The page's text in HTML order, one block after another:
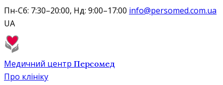
Пн-Сб: 7:30–20:00, Нд: 9:00–17:00 info@persomed.com.ua
UA
Медичний центр Персомед
Про клініку